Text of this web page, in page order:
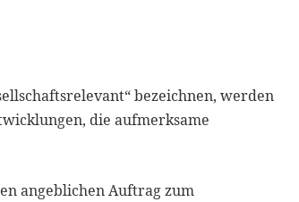
bezeichnen, werden
die aufmerksame
angeblichen Auftrag zum